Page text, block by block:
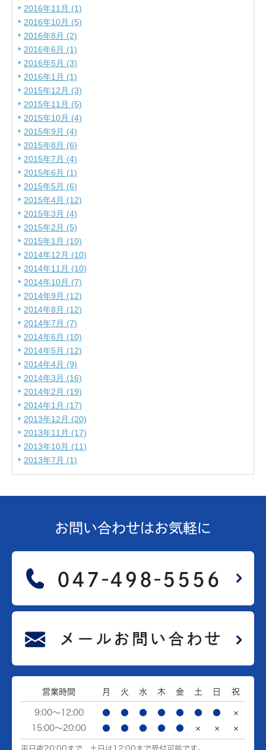
2016年11月 (1)
2016年10月 (5)
2016年8月 (2)
2016年6月 (1)
2016年5月 (3)
2016年1月 (1)
2015年12月 (3)
2015年11月 (5)
2015年10月 (4)
2015年9月 (4)
2015年8月 (6)
2015年7月 (4)
2015年6月 (1)
2015年5月 (6)
2015年4月 (12)
2015年3月 (4)
2015年2月 (5)
2015年1月 (10)
2014年12月 (10)
2014年11月 (10)
2014年10月 (7)
2014年9月 (12)
2014年8月 (12)
2014年7月 (7)
2014年6月 (10)
2014年5月 (12)
2014年4月 (9)
2014年3月 (16)
2014年2月 (19)
2014年1月 (17)
2013年12月 (20)
2013年11月 (17)
2013年10月 (11)
2013年7月 (1)
お問い合わせはお気軽に
営業時間 月 火 水 木 金 土 日 祝
9:00～12:00 ● ● ● ● ● ● ●
×
15:00～20:00
● ● ● ● ● × × ×